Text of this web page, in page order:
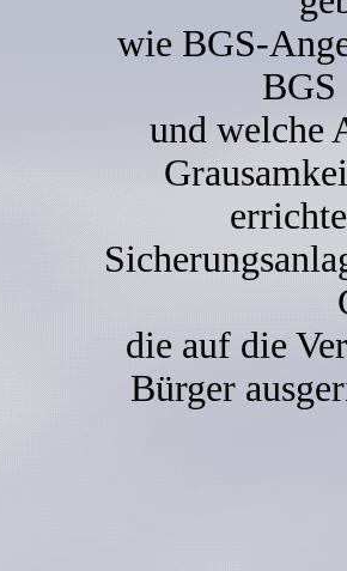
wie BGS-
BGS
und welche
die auf die
Bürger